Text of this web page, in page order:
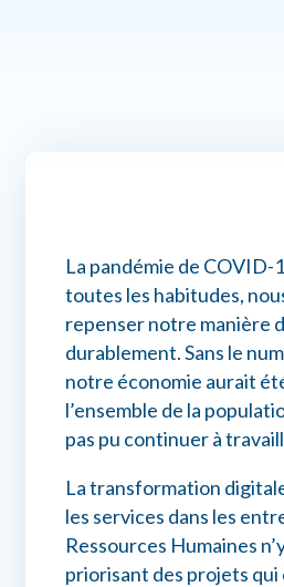
Assistance
La pandémie de COVID-
toutes les habitudes,
repenser notre manière
durablement. Sans le
notre économie aurait
l’ensemble de la
pas pu continuer à
La transformation
les services dans les
Ressources Humaines
priorisant des projets